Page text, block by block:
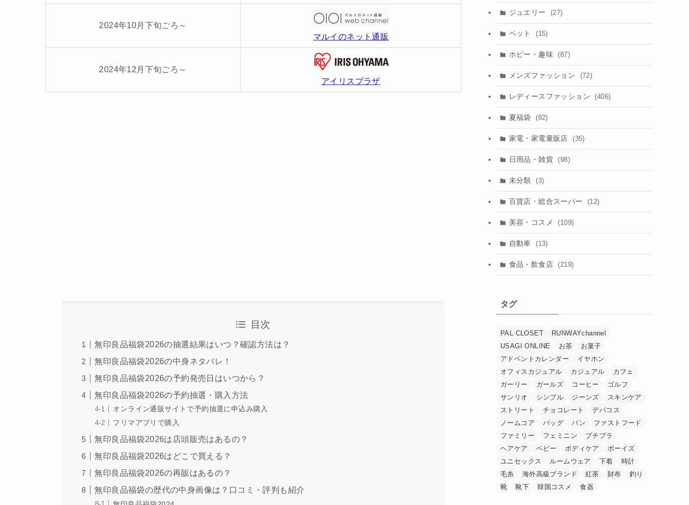
2024年10月下旬ごろ～
マルイのネット通販
2024年12月下旬ごろ～
アイリスプラザ
目次
無印良品福袋2026の抽選結果はいつ？確認方法は？
無印良品福袋2026の中身ネタバレ！
無印良品福袋2026の予約発売日はいつから？
無印良品福袋2026の予約抽選・購入方法
オンライン通販サイトで予約抽選に申込み購入
フリマアプリで購入
無印良品福袋2026は店頭販売はあるの？
無印良品福袋2026はどこで買える？
無印良品福袋2026の再販はあるの？
無印良品福袋の歴代の中身画像は？口コミ・評判も紹介
ジュエリー (27)
ペット (15)
ホビー・趣味 (87)
メンズファッション (72)
レディースファッション (406)
夏福袋 (82)
家電・家電量販店 (35)
日用品・雑貨 (98)
未分類 (3)
百貨店・総合スーパー (12)
美容・コスメ (109)
自動車 (13)
食品・飲食店 (219)
タグ
PAL CLOSET
RUNWAYchannel
USAGI ONLINE
お茶
お菓子
アドベントカレンダー
イヤホン
オフィスカジュアル
カジュアル
カフェ
ガーリー
ガールズ コーヒー
ゴルフ
サンリオ
シンプル ジーンズ
スキンケア
ストリート
チョコレート
デパコス
ノームコア
バッグ パン
ファストフード
ファミリー
フェミニン
プチプラ
ヘアケア
ベビー ボディケア
ボーイズ
ユニセックス
ルームウェア 下着
時計
毛糸
海外高級ブランド 紅茶 財布
釣り
靴
靴下 韓国コスメ 食器